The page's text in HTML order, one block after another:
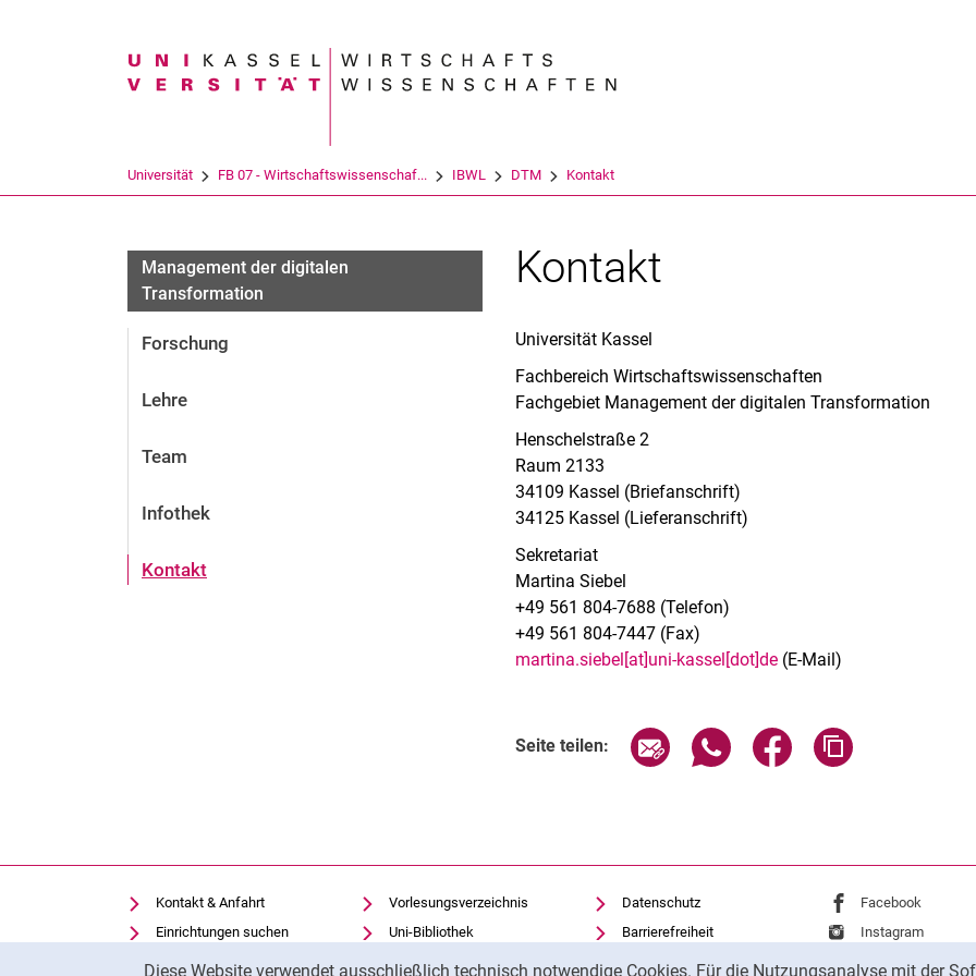
Diese Website verwendet ausschließlich technisch notwendige Cookies. Für die Nutzungsanalyse mit der
Suchbegriff
Universität FB 07 - Wirtschaftswissenschaf... IBWL DTM Kontakt
Management der digitalen
Transformation
Forschung
Lehre
Team
Infothek
Kontakt
Kontakt
Universität Kassel
Fachbereich Wirtschaftswissenschaften
Fachgebiet Management der digitalen Transformation
Henschelstraße 2
Raum 2133
34109 Kassel (Briefanschrift)
34125 Kassel (Lieferanschrift)
Sekretariat
Martina Siebel
+49 561 804-7688 (Telefon)
+49 561 804-7447 (Fax)
martina.siebel[at]uni-kassel[dot]de (E-Mail)
Seite teilen: Seite über E-Mail teilen
Seite über WhatsApp teilen
Seite über Facebook
Kontakt & Anfahrt
Einrichtungen suchen
Stellenangebote
Vorlesungsverzeichnis
Uni-Bibliothek
Moodle
Datenschutz
Barrierefreiheit
Transparenter KI-Einsatz
Externer Link:
Facebook
Externer Link:
Instagram